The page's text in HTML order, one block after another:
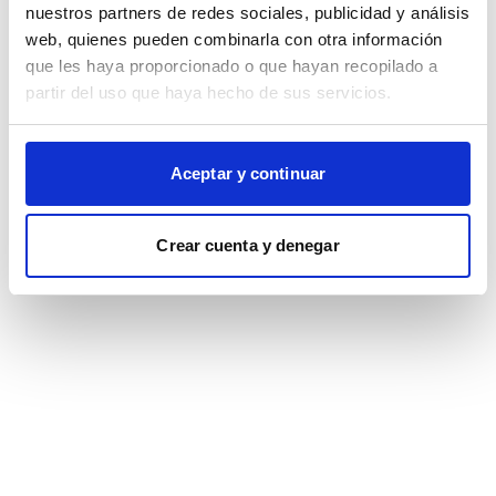
nuestros partners de redes sociales, publicidad y análisis
web, quienes pueden combinarla con otra información
que les haya proporcionado o que hayan recopilado a
partir del uso que haya hecho de sus servicios.
Aceptar y continuar
Crear cuenta y denegar
browser console for more information).